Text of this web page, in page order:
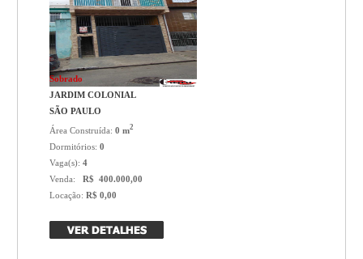
Sobrado
JARDIM COLONIAL
SÃO PAULO
Área Construída:0 m2
Dormitórios:0
Vaga(s):4
Venda:
R$ 400.000,00
Locação:R$ 0,00